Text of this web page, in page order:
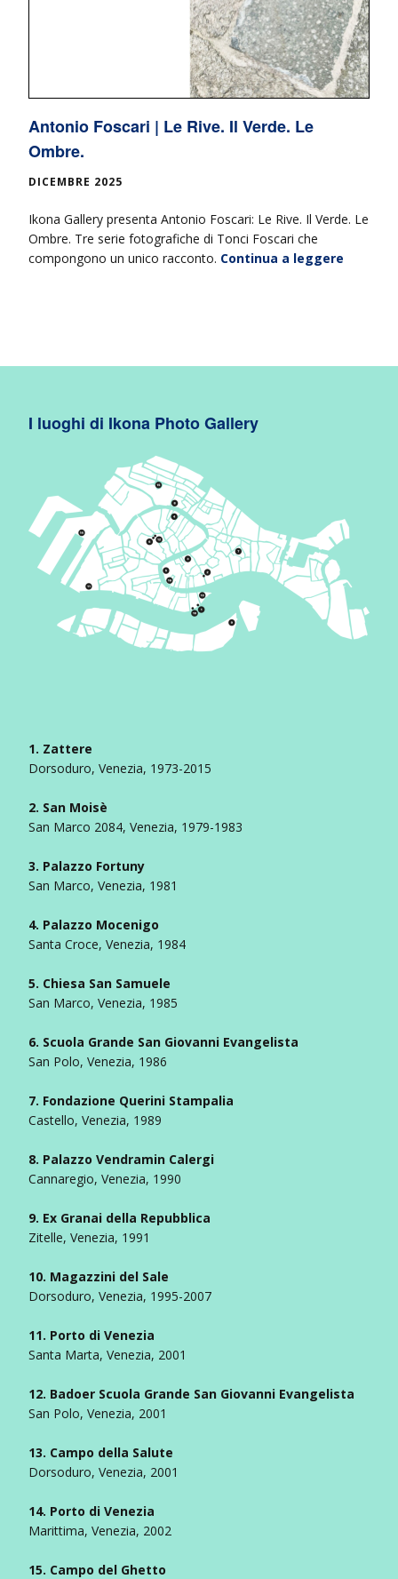
Antonio Foscari | Le Rive. Il Verde. Le
Ombre.
DICEMBRE 2025
Ikona Gallery presenta Antonio Foscari: Le Rive. Il Verde. Le
Ombre. Tre serie fotografiche di Tonci Foscari che
compongono un unico racconto. Continua a leggere
I luoghi di Ikona Photo Gallery
1. Zattere
Dorsoduro, Venezia, 1973-2015
2. San Moisè
San Marco 2084, Venezia, 1979-1983
3. Palazzo Fortuny
San Marco, Venezia, 1981
4. Palazzo Mocenigo
Santa Croce, Venezia, 1984
5. Chiesa San Samuele
San Marco, Venezia, 1985
6. Scuola Grande San Giovanni Evangelista
San Polo, Venezia, 1986
7. Fondazione Querini Stampalia
Castello, Venezia, 1989
8. Palazzo Vendramin Calergi
Cannaregio, Venezia, 1990
9. Ex Granai della Repubblica
Zitelle, Venezia, 1991
10. Magazzini del Sale
Dorsoduro, Venezia, 1995-2007
11. Porto di Venezia
Santa Marta, Venezia, 2001
12. Badoer Scuola Grande San Giovanni Evangelista
San Polo, Venezia, 2001
13. Campo della Salute
Dorsoduro, Venezia, 2001
14. Porto di Venezia
Marittima, Venezia, 2002
15. Campo del Ghetto